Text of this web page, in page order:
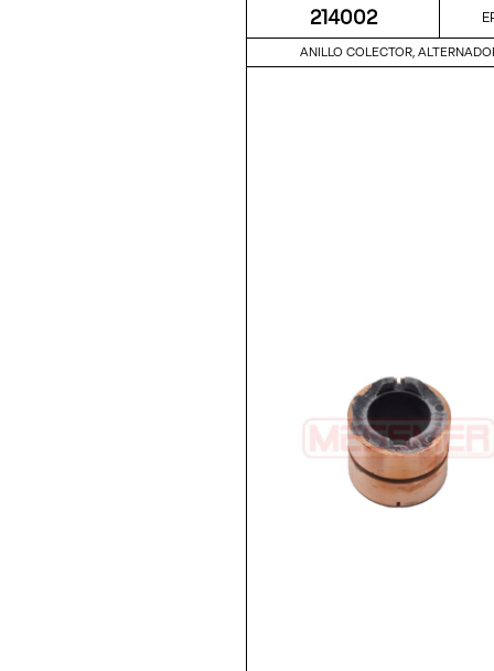
214002
ANILLO COLECTOR,